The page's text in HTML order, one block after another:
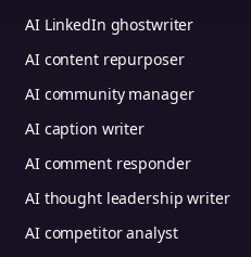
AI LinkedIn ghostwriter
AI content repurposer
AI community manager
AI caption writer
AI comment responder
AI thought leadership writer
AI competitor analyst